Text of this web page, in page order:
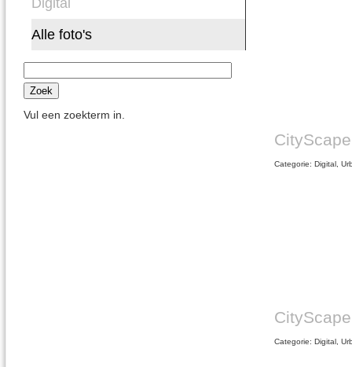
Digital
Alle foto's
Vul een zoekterm in.
CityScape
Categorie: Digital,
CityScape
Categorie: Digital,